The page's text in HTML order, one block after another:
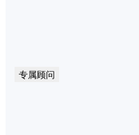
专属顾问